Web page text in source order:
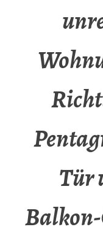
Tür